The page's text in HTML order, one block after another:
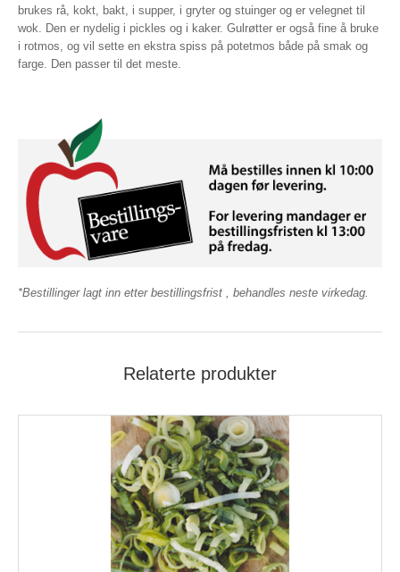
brukes rå, kokt, bakt, i supper, i gryter og stuinger og er velegnet til
wok. Den er nydelig i pickles og i kaker. Gulrøtter er også fine å bruke
i rotmos, og vil sette en ekstra spiss på potetmos både på smak og
farge. Den passer til det meste.
*Bestillinger lagt inn etter bestillingsfrist , behandles neste virkedag.
Relaterte produkter